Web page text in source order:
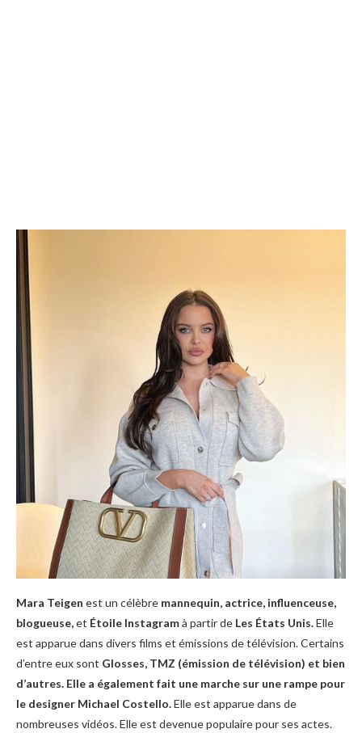
Mara Teigen est un célèbre mannequin, actrice, influenceuse,
blogueuse,et Étoile Instagramà partir de Les États Unis.Elle
est apparue dans divers films et émissions de télévision. Certains
d’entre eux sont Glosses, TMZ (émission de télévision) et bien
d’autres. Elle a également fait une marche sur une rampe pour
le designer Michael Costello.Elle est apparue dans de
nombreuses vidéos. Elle est devenue populaire pour ses actes.